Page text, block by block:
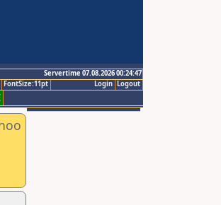
Servertime 07.08.2026 00:24:47
Logout
Login
FontSize:11pt